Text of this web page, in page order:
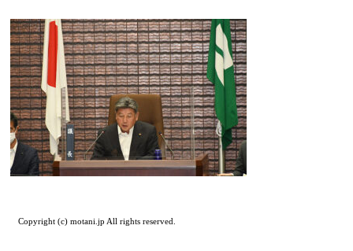
Copyright (c) motani.jp All rights reserved.